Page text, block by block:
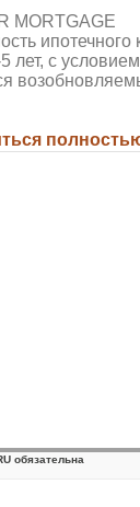
MORTGAGE
лет, с
обязательна